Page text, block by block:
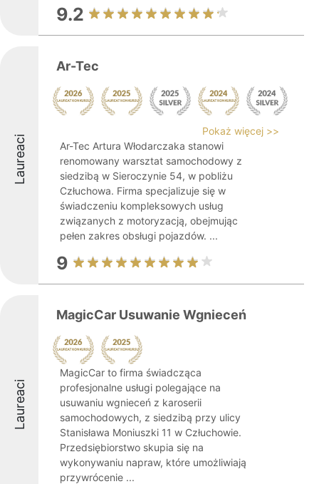
9.2
Laureaci
Ar-Tec
Pokaż więcej >>
Ar-Tec Artura Włodarczaka stanowi
renomowany warsztat samochodowy z
siedzibą w Sieroczynie 54, w pobliżu
Człuchowa. Firma specjalizuje się w
świadczeniu kompleksowych usług
związanych z motoryzacją, obejmując
pełen zakres obsługi pojazdów. ...
9
Laureaci
MagicCar Usuwanie Wgnieceń
MagicCar to firma świadcząca
profesjonalne usługi polegające na
usuwaniu wgnieceń z karoserii
samochodowych, z siedzibą przy ulicy
Stanisława Moniuszki 11 w Człuchowie.
Przedsiębiorstwo skupia się na
wykonywaniu napraw, które umożliwiają
przywrócenie ...